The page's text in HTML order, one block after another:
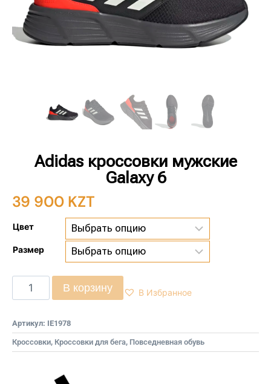
Adidas кроссовки мужские
Galaxy 6
39 900 KZT
Цвет
Размер
В корзину В Избранное
Артикул: IE1978
Кроссовки, Кроссовки для бега, Повседневная обувь